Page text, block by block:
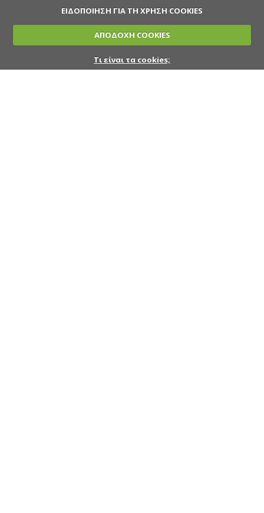
ΕΙΔΟΠΟΙΗΣΗ ΓΙΑ ΤΗ ΧΡΗΣΗ COOKIES
ΑΠΟΔΟΧΗ COOKIES
Τι είναι τα cookies;